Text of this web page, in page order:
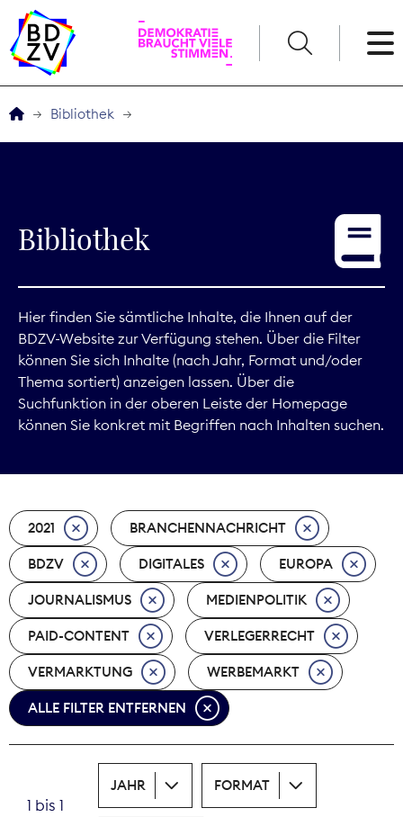
Service
Digitales
Kommunikation
Marktdaten
Nachhaltigkeit
Nachwuchs
Nova Award
Pressefreiheit
Print
Bibliothek
Bibliothek
Hier finden Sie sämtliche Inhalte, die Ihnen auf der
BDZV-Website zur Verfügung stehen. Über die Filter
können Sie sich Inhalte (nach Jahr, Format und/oder
Thema sortiert) anzeigen lassen. Über die
Suchfunktion in der oberen Leiste der Homepage
können Sie konkret mit Begriffen nach Inhalten suchen.
2021 BRANCHENNACHRICHT
BDZV DIGITALES EUROPA
JOURNALISMUS MEDIENPOLITIK
PAID-CONTENT VERLEGERRECHT
VERMARKTUNG WERBEMARKT
ALLE FILTER ENTFERNEN
1 bis 1
JAHR FORMAT